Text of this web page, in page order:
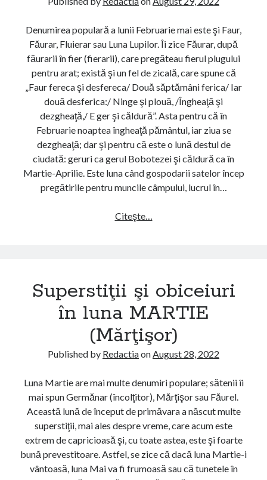
i
i
o
b
i
c
e
i
u
r
i
î
n
u
N
U
A
R
I
(
G
e
r
a
r
)
Denumirea populară a lunii Februarie mai este şi Faur,
Făurar, Fluierar sau Luna Lupilor. Îi zice Făurar, după
făurarii în fier (fierarii), care pregăteau fierul plugului
pentru arat; există şi un fel de zicală, care spune că
„Faur fereca şi desfereca/ Două săptămâni ferica/ Iar
două desferica:/ Ninge şi plouă, /Îngheaţă şi
dezgheaţă,/ E ger şi căldură”. Asta pentru că în
Februarie noaptea îngheaţă pământul, iar ziua se
dezgheaţă; dar şi pentru că este o lună destul de
ciudată: geruri ca gerul Bobotezei şi căldură ca în
Martie-Aprilie. Este luna când gospodarii satelor încep
pregătirile pentru muncile câmpului, lucrul în…
Citeşte…
s
i
ţ
i
i
i
o
b
i
c
e
i
Superstiţii şi obiceiuri
în luna MARTIE
(Mărţişor)
Published by RedactiaonAugust 28, 2022
Luna Martie are mai multe denumiri populare; sătenii îi
mai spun Germănar (încolţitor), Mărţişor sau Făurel.
Această lună de început de primăvara a născut multe
superstiţii, mai ales despre vreme, care acum este
extrem de capricioasă şi, cu toate astea, este şi foarte
bună prevestitoare. Astfel, se zice că dacă luna Martie-i
vântoasă, luna Mai va fi frumoasă sau că tunetele în